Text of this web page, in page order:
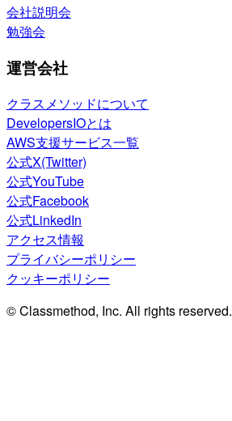
会社説明会
勉強会
運営会社
クラスメソッドについて
DevelopersIOとは
AWS支援サービス一覧
公式X(Twitter)
公式YouTube
公式Facebook
公式LinkedIn
アクセス情報
プライバシーポリシー
クッキーポリシー
© Classmethod, Inc. All rights reserved.